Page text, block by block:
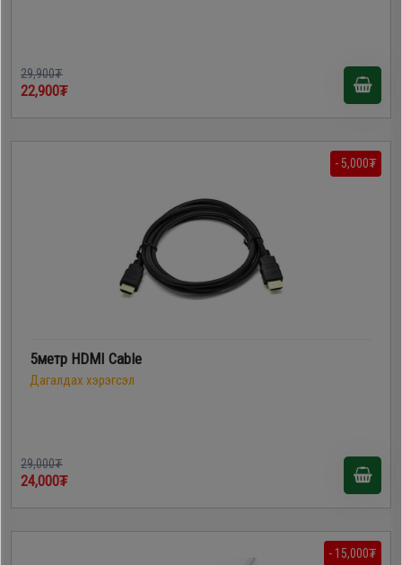
29,900₮
22,900₮
- 5,000₮
5метр HDMI Cable
Дагалдах хэрэгсэл
29,000₮
24,000₮
- 15,000₮